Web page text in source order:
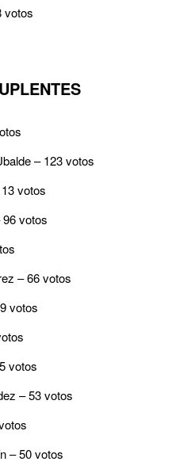
votos
– 123 votos
votos
votos
– 66 votos
votos
votos
– 53 votos
– 50 votos